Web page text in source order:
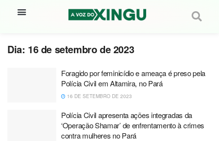
Dia: 16 de setembro de 2023
Foragido por feminicídio e ameaça é preso pela
Polícia Civil em Altamira, no Pará
16 DE SETEMBRO DE 2023
Polícia Civil apresenta ações integradas da
‘Operação Shamar’ de enfrentamento à crimes
contra mulheres no Pará